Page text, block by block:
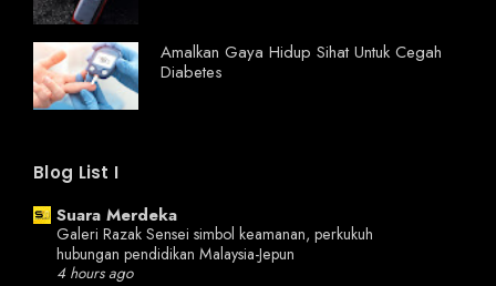
Amalkan Gaya Hidup Sihat Untuk Cegah
Diabetes
Blog List I
Suara Merdeka
Galeri Razak Sensei simbol keamanan, perkukuh
hubungan pendidikan Malaysia-Jepun
4 hours ago